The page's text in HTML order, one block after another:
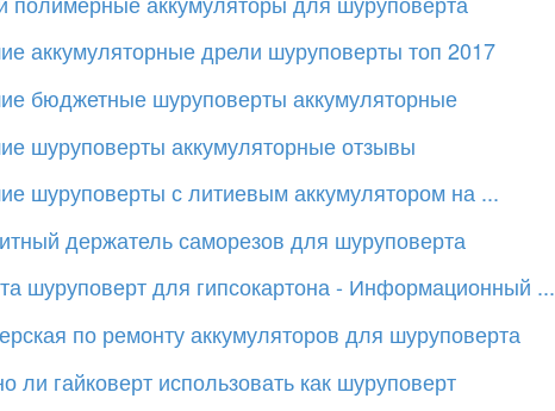
аккумуляторные дрели шуруповерты топ 2017
бюджетные шуруповерты аккумуляторные
шуруповерты аккумуляторные отзывы
шуруповерты с литиевым аккумулятором на ...
держатель саморезов для шуруповерта
шуруповерт для гипсокартона - Информационный ...
по ремонту аккумуляторов для шуруповерта
ли гайковерт использовать как шуруповерт